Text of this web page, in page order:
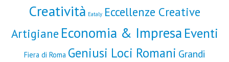
Creatività Eataly Eccellenze Creative
Artigiane Economia & Impresa Eventi
Fiera di Roma Geniusi Loci Romani Grandi